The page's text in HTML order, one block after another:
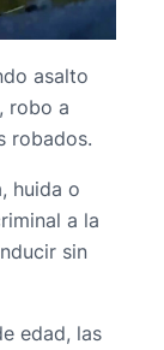
asalto
robo a
robados.
huida o
a la
sin
edad, las